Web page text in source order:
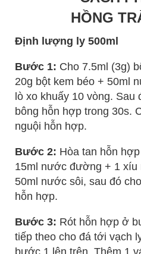
HỒNG
Định lượng ly 500ml
Bước 1: Cho 7.5ml (3g)
20g bột kem béo + 50ml
lò xo khuấy 10 vòng. Sau
bông hỗn hợp trong 30s.
nguội hỗn hợp.
Bước 2: Hòa tan hỗn
15ml nước đường + 1 xíu
50ml nước sôi, sau đó
hỗn hợp.
Bước 3: Rót hỗn hợp ở
tiếp theo cho đá tới vạch
bước 1 lên trên. Thêm 1